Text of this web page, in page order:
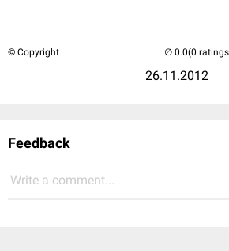
© Copyright
26.11.2012
(0
Feedback
Write a comment...